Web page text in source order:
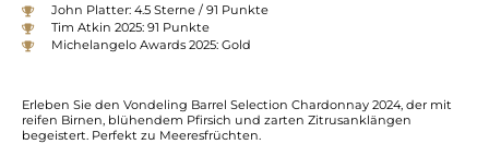
John Platter: 4.5 Sterne / 91 Punkte
Tim Atkin 2025: 91 Punkte
Michelangelo Awards 2025: Gold
Erleben Sie den Vondeling Barrel Selection Chardonnay 2024, der mit
reifen Birnen, blühendem Pfirsich und zarten Zitrusanklängen
begeistert. Perfekt zu Meeresfrüchten.